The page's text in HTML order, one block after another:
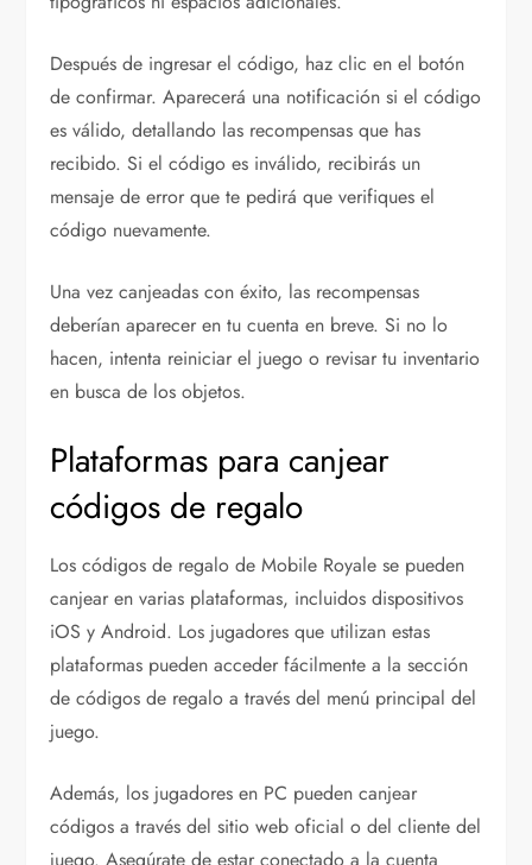
Después de ingresar el código, haz clic en el botón
de confirmar. Aparecerá una notificación si el código
es válido, detallando las recompensas que has
recibido. Si el código es inválido, recibirás un
mensaje de error que te pedirá que verifiques el
código nuevamente.
Una vez canjeadas con éxito, las recompensas
deberían aparecer en tu cuenta en breve. Si no lo
hacen, intenta reiniciar el juego o revisar tu inventario
en busca de los objetos.
Plataformas para canjear
códigos de regalo
Los códigos de regalo de Mobile Royale se pueden
canjear en varias plataformas, incluidos dispositivos
iOS y Android. Los jugadores que utilizan estas
plataformas pueden acceder fácilmente a la sección
de códigos de regalo a través del menú principal del
juego.
Además, los jugadores en PC pueden canjear
códigos a través del sitio web oficial o del cliente del